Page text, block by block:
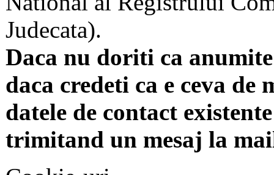
Judecata).
Daca nu doriti ca
daca credeti ca e ceva
datele de contact
trimitand un mesaj la